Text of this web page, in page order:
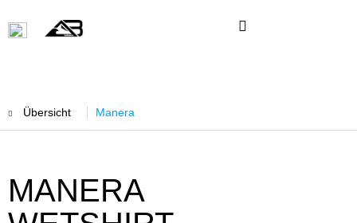
Übersicht Manera
MANERA